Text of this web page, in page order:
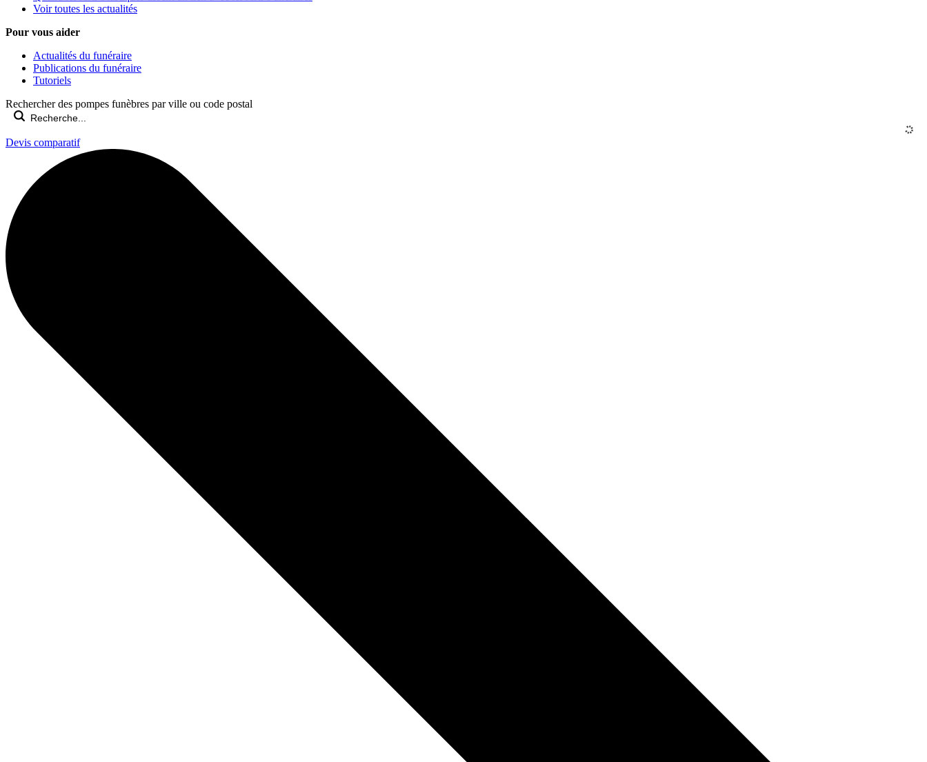
Voir toutes les actualités
Pour vous aider
Actualités du funéraire
Publications du funéraire
Tutoriels
Rechercher des pompes funèbres par ville ou code postal
Devis comparatif